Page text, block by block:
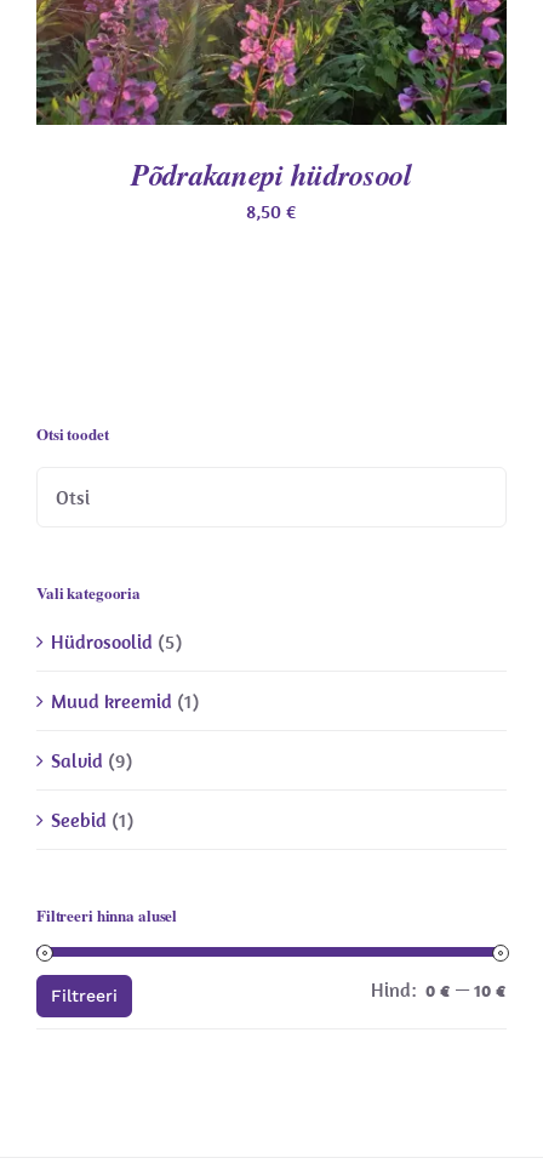
Põdrakanepi hüdrosool
8,50 €
Otsi toodet
Vali kategooria
Hüdrosoolid (5)
Muud kreemid (1)
Salvid (9)
Seebid (1)
Filtreeri hinna alusel
Filtreeri Hind: 0 € —10 €